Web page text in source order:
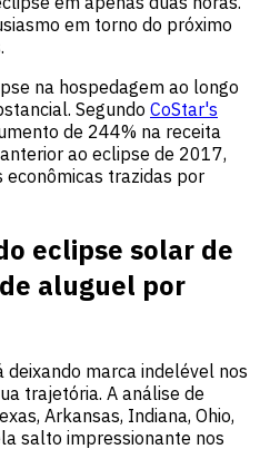
em torno do próximo
na hospedagem ao longo
Segundo CoStar's
de 244% na receita
ao eclipse de 2017,
trazidas por
eclipse solar de
aluguel por
marca indelével nos
trajetória. A análise de
Arkansas, Indiana, Ohio,
salto impressionante nos